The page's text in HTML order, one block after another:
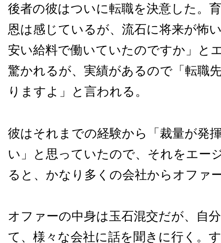
後者の彼はついに転職を決意した。
恩は感じているが、流石に将来が怖
安い給料で働いていたのですか」と
驚かれるが、実績があるので「転職
りますよ」と言われる。
彼はそれまでの経験から「裁量が発
い」と思っていたので、それをエー
ると、かなり多くの会社からオファ
オファーの中身は玉石混交だが、自
て、様々な会社に話を聞きに行く。